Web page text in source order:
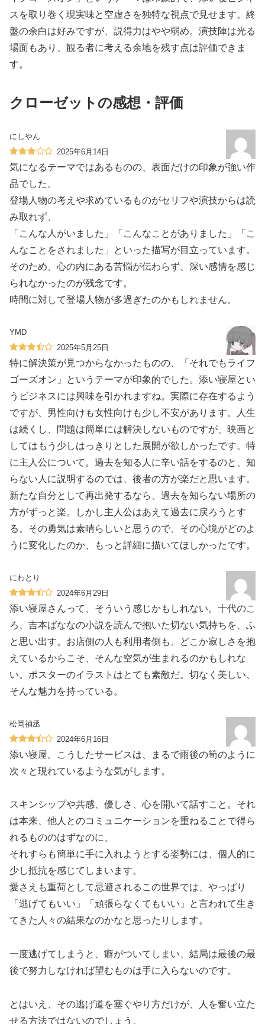
スを取り巻く現実味と空虚さを独特な視点で見せます。終
盤の余白は好みですが、説得力はやや弱め。演技陣は光る
場面もあり、観る者に考える余地を残す点は評価できま
す。
クローゼットの感想・評価
にしやん
2025年6月14日
気になるテーマではあるものの、表面だけの印象が強い作
品でした。
登場人物の考えや求めているものがセリフや演技からは読
み取れず、
「こんな人がいました」「こんなことがありました」「こ
んなことをされました」といった描写が目立っています。
そのため、心の内にある苦悩が伝わらず、深い感情を感じ
られなかったのが残念です。
時間に対して登場人物が多過ぎたのかもしれません。
YMD
2025年5月25日
特に解決策が見つからなかったものの、「それでもライフ
ゴーズオン」というテーマが印象的でした。添い寝屋とい
うビジネスには興味を引かれますね。実際に存在するよう
ですが、男性向けも女性向けも少し不安があります。人生
は続くし、問題は簡単には解決しないものですが、映画と
してはもう少しはっきりとした展開が欲しかったです。特
に主人公について。過去を知る人に辛い話をするのと、知
らない人に説明するのでは、後者の方が楽だと思います。
新たな自分として再出発するなら、過去を知らない場所の
方がずっと楽。しかし主人公はあえて過去に戻ろうとす
る。その勇気は素晴らしいと思うので、その心境がどのよ
うに変化したのか、もっと詳細に描いてほしかったです。
にわとり
2024年6月29日
添い寝屋さんって、そういう感じかもしれない。十代のこ
ろ、吉本ばななの小説を読んで抱いた切ない気持ちを、ふ
と思い出す。お店側の人も利用者側も、どこか寂しさを抱
えているからこそ、そんな空気が生まれるのかもしれな
い。ポスターのイラストはとても素敵だ。切なく美しい、
そんな魅力を持っている。
松岡禎丞
2024年6月16日
添い寝屋。こうしたサービスは、まるで雨後の筍のように
次々と現れているような気がします。
スキンシップや共感、優しさ、心を開いて話すこと。それ
は本来、他人とのコミュニケーションを重ねることで得ら
れるもののはずなのに、
それすらも簡単に手に入れようとする姿勢には、個人的に
少し抵抗を感じてしまいます。
愛さえも重荷として忌避されるこの世界では、やっぱり
「逃げてもいい」「頑張らなくてもいい」と言われて生き
てきた人々の結果なのかなと思ったりします。
一度逃げてしまうと、癖がついてしまい、結局は最後の最
後で努力しなければ望むものは手に入らないのです。
とはいえ、その逃げ道を塞ぐやり方だけが、人を奮い立た
せる方法ではないのでしょう。